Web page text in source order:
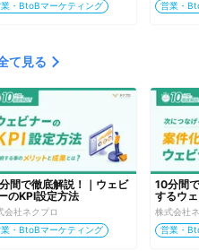
・BtoBマーケティング
営業・
て見る
間で徹底解説！｜ウェビ
のKPI設定方法
会社ネクプロ
・BtoBマーケティング
10分間
するウ
方」
株式会社
営業・